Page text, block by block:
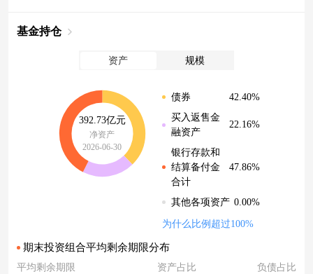
基金持仓
资产 规模
392.73亿元
净资产
2026-06-30
债券
42.40%
买入返售金
融资产
22.16%
银行存款和
结算备付金
合计
47.86%
其他各项资产 0.00%
为什么比例超过100%
期末投资组合平均剩余期限分布
平均剩余期限 资产占比 负债占比